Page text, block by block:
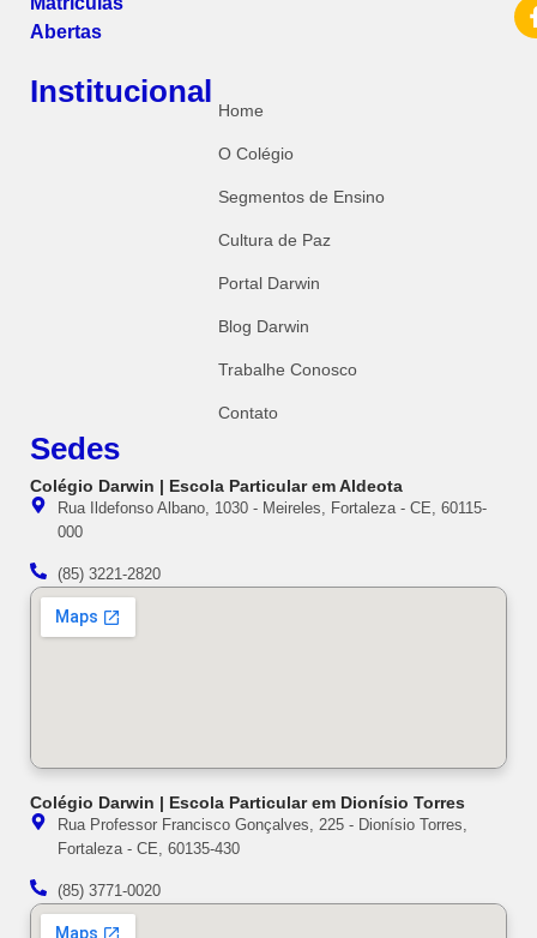
Abertas
Institucional
Home
O Colégio
Segmentos de Ensino
Cultura de Paz
Portal Darwin
Blog Darwin
Trabalhe Conosco
Contato
Sedes
Colégio Darwin | Escola Particular em Aldeota
Rua Ildefonso Albano, 1030 - Meireles, Fortaleza - CE, 60115-
000
(85) 3221-2820
Colégio Darwin | Escola Particular em Dionísio Torres
Rua Professor Francisco Gonçalves, 225 - Dionísio Torres,
Fortaleza - CE, 60135-430
(85) 3771-0020